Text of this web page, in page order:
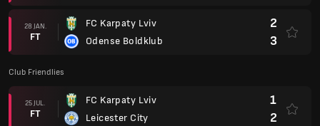
28 JAN.
FT
FC Karpaty Lviv
Odense Boldklub
2
3
Club Friendlies
25 JUL.
FT
FC Karpaty Lviv
Leicester City
1
2